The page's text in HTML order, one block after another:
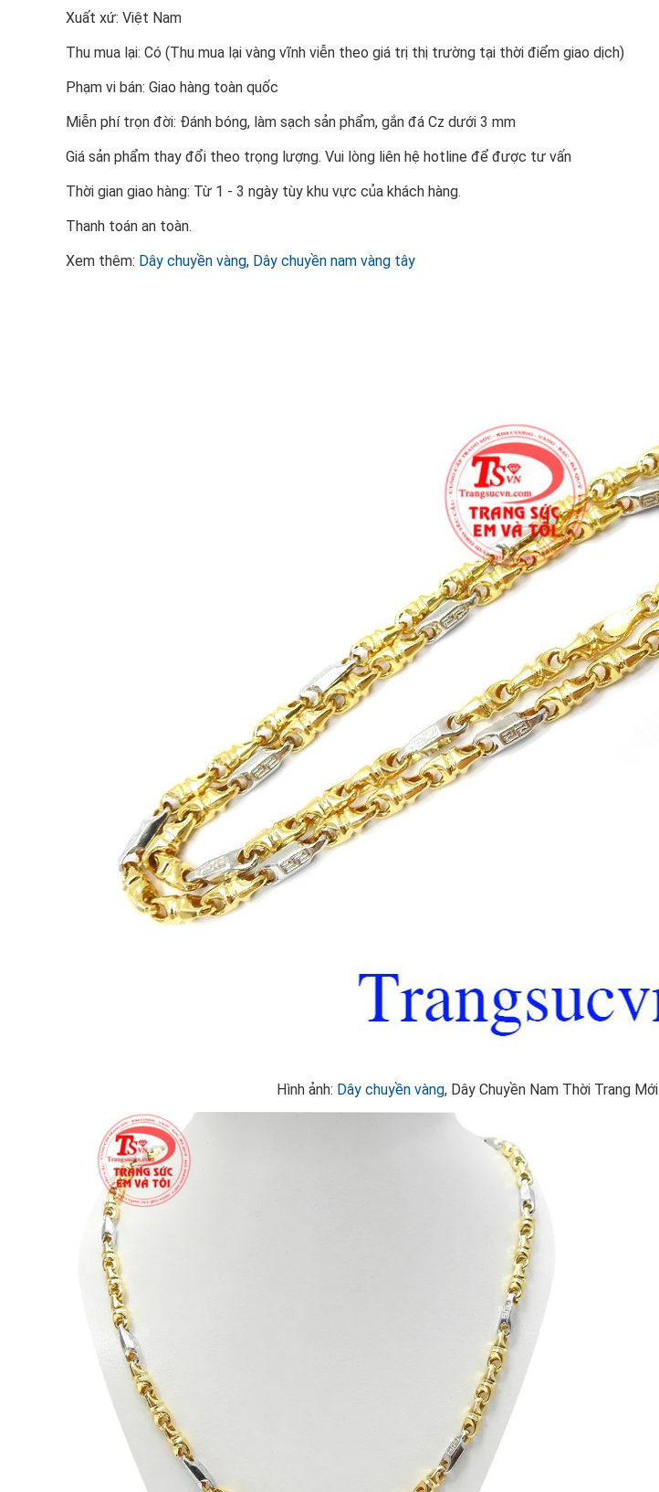
Xuất xứ: Việt Nam
Thu mua lại: Có (Thu mua lại vàng vĩnh viễn theo giá trị thị trường tại thời điểm giao dịch)
Phạm vi bán: Giao hàng toàn quốc
Miễn phí trọn đời: Đánh bóng, làm sạch sản phẩm, gắn đá Cz dưới 3 mm
Giá sản phẩm thay đổi theo trọng lượng. Vui lòng liên hệ hotline để được tư vấn
Thời gian giao hàng: Từ 1 - 3 ngày tùy khu vực của khách hàng.
Thanh toán an toàn.
Xem thêm: Dây chuyền vàng, Dây chuyền nam vàng tây
Hình ảnh: Dây chuyền vàng, Dây Chuyền Nam Thời Trang Mới